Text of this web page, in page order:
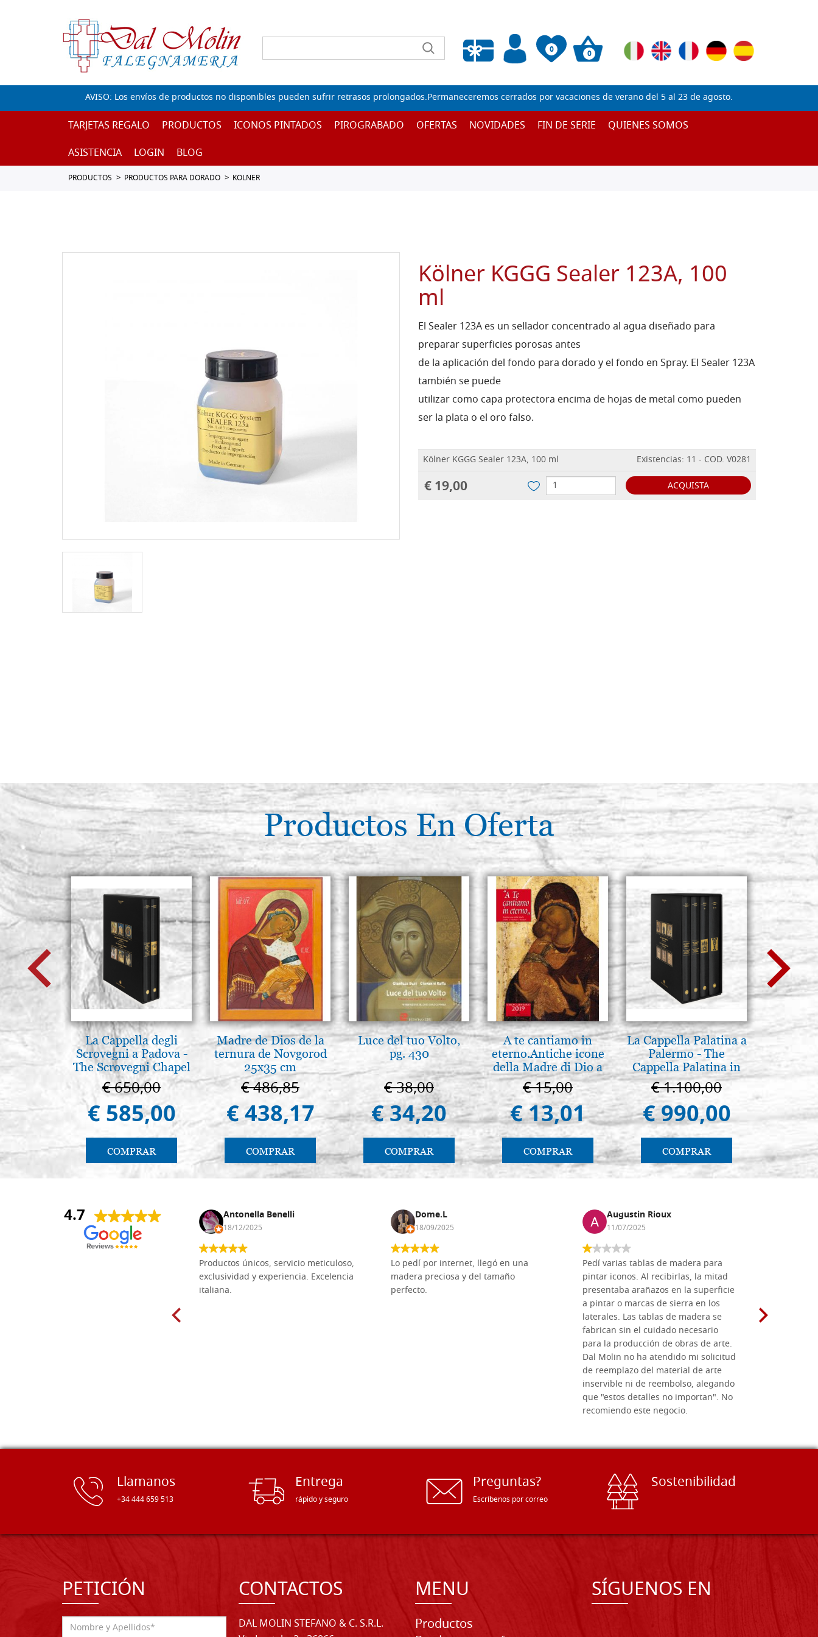
0
Lista de deseos vacía
0
AVISO: Los envíos de productos no disponibles pueden sufrir retrasos prolongados.Permaneceremos cerrados por vacaciones de verano del 5 al 23 de agosto.
TARJETAS REGALO PRODUCTOS ICONOS PINTADOS PIROGRABADO OFERTAS NOVIDADES FIN DE SERIE
QUIENES SOMOS
ASISTENCIA
LOGIN BLOG
PRODUCTOS PRODUCTOS PARA DORADO KOLNER
Kölner KGGG Sealer 123A, 100
ml
El Sealer 123A es un sellador concentrado al agua diseñado para
preparar superficies porosas antes
de la aplicación del fondo para dorado y el fondo en Spray. El Sealer 123A
también se puede
utilizar como capa protectora encima de hojas de metal como pueden
ser la plata o el oro falso.
Kölner KGGG Sealer 123A, 100 ml Existencias: 11 - COD. V0281
€ 19,00 ACQUISTA
Productos En Oferta
La Cappella degli
Scrovegni a Padova -
The Scrovegni Chapel
in Padua
€ 650,00
€ 585,00
COMPRAR
Madre de Dios de la
ternura de Novgorod
25x35 cm
€ 486,85
€ 438,17
COMPRAR
Luce del tuo Volto,
pg. 430
€ 38,00
€ 34,20
COMPRAR
A te cantiamo in
eterno.Antiche icone
della Madre di Dio a
Vladimir e Suzdal
(libro-cal. 2019)
€ 15,00
€ 13,01
COMPRAR
La Cappella Palatina a
Palermo - The
Cappella Palatina in
Palermo
€ 1.100,00
€ 990,00
COMPRAR
L'uomo
€
4.7
Anna Maria Negri Antonella Benelli
18/12/2025
Productos únicos, servicio meticuloso,
exclusividad y experiencia. Excelencia
italiana.
Dome.L
18/09/2025
Lo pedí por internet, llegó en una
madera preciosa y del tamaño
perfecto.
Augustin Rioux
11/07/2025
Pedí varias tablas de madera para
pintar iconos. Al recibirlas, la mitad
presentaba arañazos en la superficie
a pintar o marcas de sierra en los
laterales. Las tablas de madera se
fabrican sin el cuidado necesario
para la producción de obras de arte.
Dal Molin no ha atendido mi solicitud
de reemplazo del material de arte
inservible ni de reembolso, alegando
que "estos detalles no importan". No
recomiendo este negocio.
Llamanos
+34 444 659 513
Entrega
rápido y seguro
Preguntas?
Escríbenos por correo
Sostenibilidad
PETICIÓN CONTACTOS
DAL MOLIN STEFANO & C. S.R.L.
MENU
Productos
SÍGUENOS EN